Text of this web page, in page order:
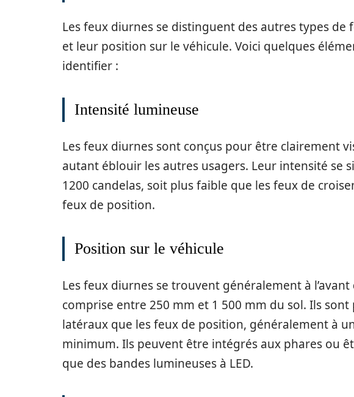
Les feux diurnes se distinguent des autres types
et leur position sur le véhicule. Voici quelques
identifier :
Intensité lumineuse
Les feux diurnes sont conçus pour être clairement
autant éblouir les autres usagers. Leur intensité se
1200 candelas, soit plus faible que les feux de
feux de position.
Position sur le véhicule
Les feux diurnes se trouvent généralement à
comprise entre 250 mm et 1 500 mm du sol. Ils
latéraux que les feux de position, généralement à
minimum. Ils peuvent être intégrés aux phares ou
que des bandes lumineuses à LED.